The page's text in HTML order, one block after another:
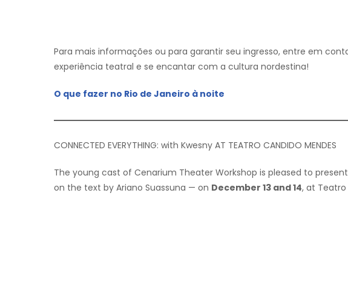
Para mais informações ou para garantir seu ingresso, entre em
experiência teatral e se encantar com a cultura nordestina!
O que fazer no Rio de Janeiro à noite
CONNECTED EVERYTHING: with Kwesny AT TEATRO CANDIDO MENDES
The young cast of Cenarium Theater Workshop is pleased to
on the text by Ariano Suassuna — on December 13 and 14, at Teatro